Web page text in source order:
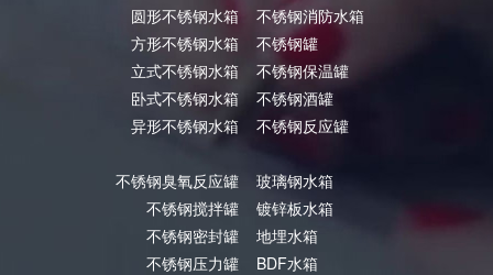
圆形不锈钢水箱
方形不锈钢水箱
立式不锈钢水箱
卧式不锈钢水箱
异形不锈钢水箱
不锈钢臭氧反应罐
不锈钢搅拌罐
不锈钢密封罐
不锈钢压力罐
不锈钢消防水箱
不锈钢罐
不锈钢保温罐
不锈钢酒罐
不锈钢反应罐
玻璃钢水箱
镀锌板水箱
地埋水箱
BDF水箱